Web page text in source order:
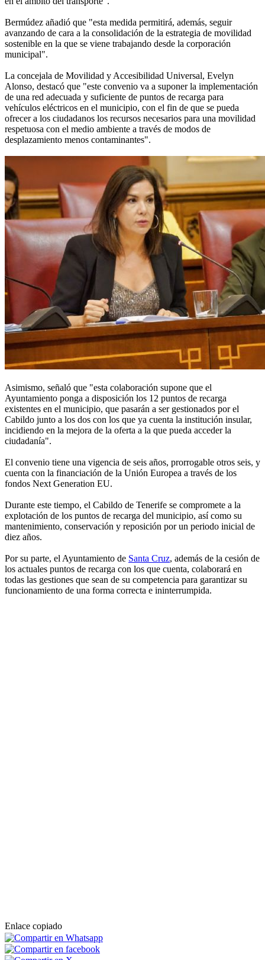
Bermúdez añadió que "esta medida permitirá, además, seguir
avanzando de cara a la consolidación de la estrategia de movilidad
sostenible en la que se viene trabajando desde la corporación
municipal".
La concejala de Movilidad y Accesibilidad Universal, Evelyn
Alonso, destacó que "este convenio va a suponer la implementación
de una red adecuada y suficiente de puntos de recarga para
vehículos eléctricos en el municipio, con el fin de que se pueda
ofrecer a los ciudadanos los recursos necesarios para una movilidad
respetuosa con el medio ambiente a través de modos de
desplazamiento menos contaminantes".
Asimismo, señaló que "esta colaboración supone que el
Ayuntamiento ponga a disposición los 12 puntos de recarga
existentes en el municipio, que pasarán a ser gestionados por el
Cabildo junto a los dos con los que ya cuenta la institución insular,
incidiendo en la mejora de la oferta a la que pueda acceder la
ciudadanía".
El convenio tiene una vigencia de seis años, prorrogable otros seis, y
cuenta con la financiación de la Unión Europea a través de los
fondos Next Generation EU.
Durante este tiempo, el Cabildo de Tenerife se compromete a la
explotación de los puntos de recarga del municipio, así como su
mantenimiento, conservación y reposición por un periodo inicial de
diez años.
Por su parte, el Ayuntamiento de Santa Cruz, además de la cesión de
los actuales puntos de recarga con los que cuenta, colaborará en
todas las gestiones que sean de su competencia para garantizar su
funcionamiento de una forma correcta e ininterrumpida.
Enlace copiado